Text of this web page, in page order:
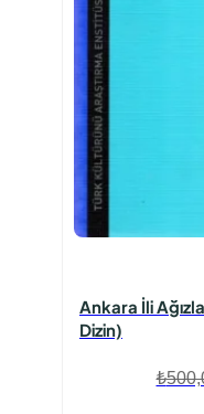
Ankara İli
Dizin)
₺